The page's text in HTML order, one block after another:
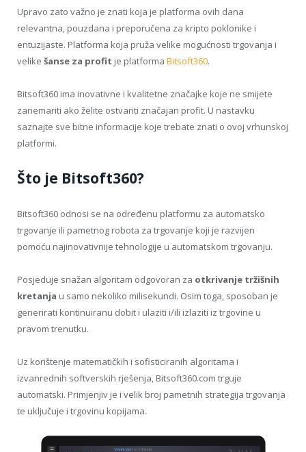
Upravo zato važno je znati koja je platforma ovih dana
relevantna, pouzdana i preporučena za kripto poklonike i
entuzijaste. Platforma koja pruža velike mogućnosti trgovanja i
velike šanse za profit je platforma Bitsoft360.
Bitsoft360 ima inovativne i kvalitetne značajke koje ne smijete
zanemariti ako želite ostvariti značajan profit. U nastavku
saznajte sve bitne informacije koje trebate znati o ovoj vrhunskoj
platformi.
Što je Bitsoft360?
Bitsoft360 odnosi se na određenu platformu za automatsko
trgovanje ili pametnog robota za trgovanje koji je razvijen
pomoću najinovativnije tehnologije u automatskom trgovanju.
Posjeduje snažan algoritam odgovoran za otkrivanje tržišnih
kretanja u samo nekoliko milisekundi. Osim toga, sposoban je
generirati kontinuiranu dobit i ulaziti i/ili izlaziti iz trgovine u
pravom trenutku.
Uz korištenje matematičkih i sofisticiranih algoritama i
izvanrednih softverskih rješenja, Bitsoft360.com trguje
automatski. Primjenjiv je i velik broj pametnih strategija trgovanja
te uključuje i trgovinu kopijama.